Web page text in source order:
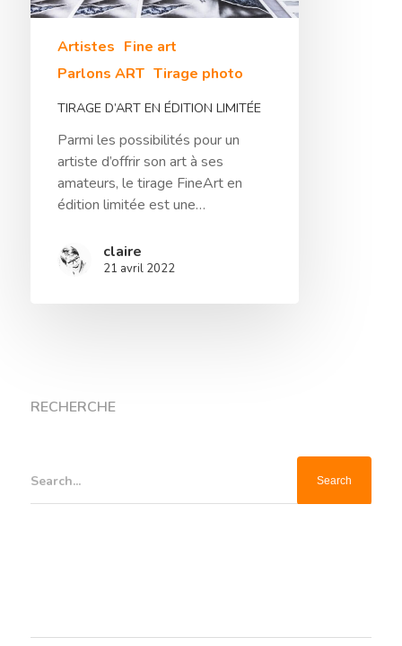
Artistes Fine art
Parlons ART Tirage photo
TIRAGE D’ART EN ÉDITION LIMITÉE
Parmi les possibilités pour un
artiste d’offrir son art à ses
amateurs, le tirage FineArt en
édition limitée est une…
claire
21 avril 2022
RECHERCHE
Search...
Tirage FineArt
Papiers Labellisés
Papier Exceptionnel
Papier HDEF –
Encadrements Et
Finitions